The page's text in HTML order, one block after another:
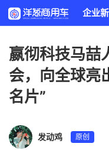
企业
嬴彻科技马喆
会，向全球亮
名片”
发动鸡 原创